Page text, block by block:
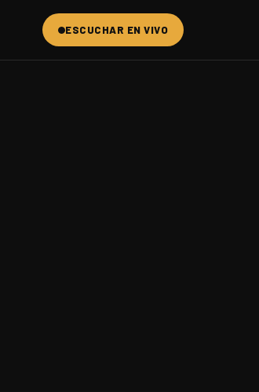
ESCUCHAR EN VIVO